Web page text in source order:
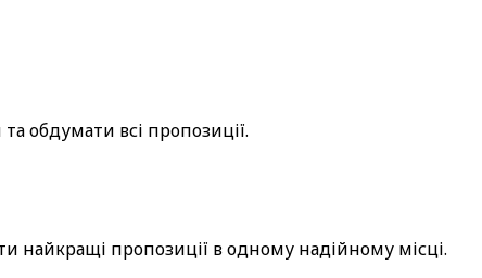
обдумати всі пропозиції.
найкращі пропозиції в одному надійному місці.